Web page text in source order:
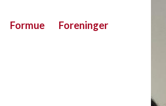
Formue Foreninger